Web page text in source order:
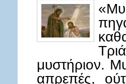
μυστήριον.
απρεπές,